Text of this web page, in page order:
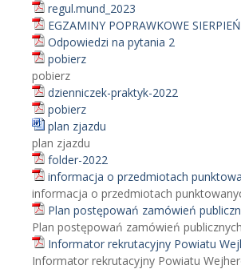
regul.mund_2023
EGZAMINY POPRAWKOWE
Odpowiedzi na pytania 2
pobierz
pobierz
dzienniczek-praktyk-2022
pobierz
plan zjazdu
plan zjazdu
folder-2022
informacja o przedmiotach
informacja o przedmiotach
Plan postępowań zamówień
Plan postępowań zamówień
Informator rekrutacyjny Powiatu
Informator rekrutacyjny Powiatu